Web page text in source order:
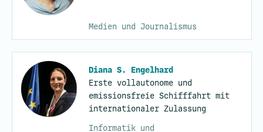
Medien und Journalismus
Diana S. Engelhard
Erste vollautonome und
emissionsfreie Schifffahrt mit
internationaler Zulassung
Informatik und